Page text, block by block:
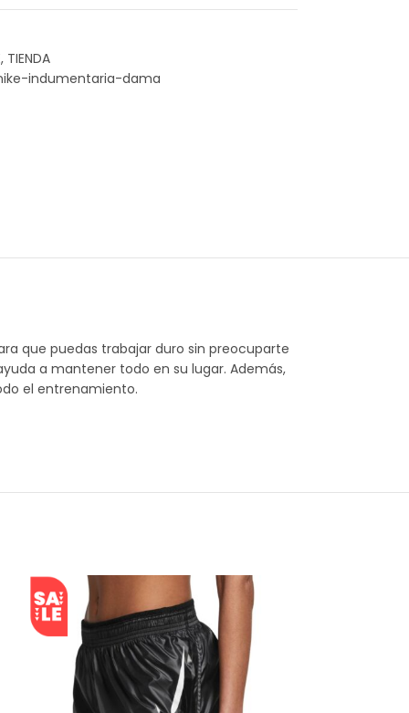
, TIENDA
indumentaria-dama
que puedas trabajar duro sin preocuparte
a mantener todo en su lugar. Además,
el entrenamiento.